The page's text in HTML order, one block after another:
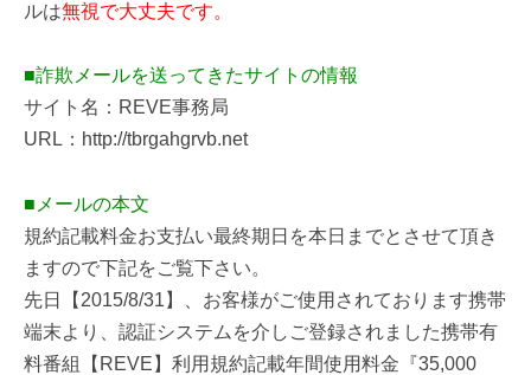
ルは無視で大丈夫です。
■詐欺メールを送ってきたサイトの情報
サイト名：REVE事務局
URL：http://tbrgahgrvb.net
■メールの本文
規約記載料金お支払い最終期日を本日までとさせて頂き
ますので下記をご覧下さい。
先日【2015/8/31】、お客様がご使用されております携帯
端末より、認証システムを介しご登録されました携帯有
料番組【REVE】利用規約記載年間使用料金『35,000